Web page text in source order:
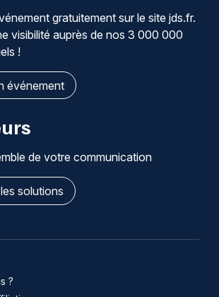
gratuitement sur le site jds.fr.
visibilité auprès de nos 3 000 000
!
événement
de votre communication
solutions
?